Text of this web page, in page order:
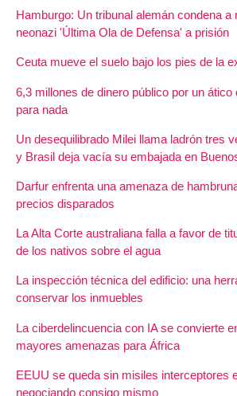
Hamburgo: Un tribunal alemán condena a
neonazi 'Última Ola de Defensa' a prisión
Ceuta mueve el suelo bajo los pies de la
6,3 millones de dinero público por un
para nada
Un desequilibrado Milei llama ladrón tres
y Brasil deja vacía su embajada en
Darfur enfrenta una amenaza de
precios disparados
La Alta Corte australiana falla a favor de
de los nativos sobre el agua
La inspección técnica del edificio: una
conservar los inmuebles
La ciberdelincuencia con IA se convierte
mayores amenazas para África
EEUU se queda sin misiles interceptores
negociando consigo mismo